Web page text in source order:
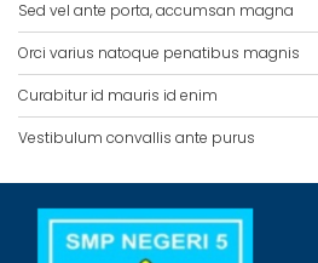
Sed vel ante porta, accumsan magna
Orci varius natoque penatibus magnis
Curabitur id mauris id enim
Vestibulum convallis ante purus